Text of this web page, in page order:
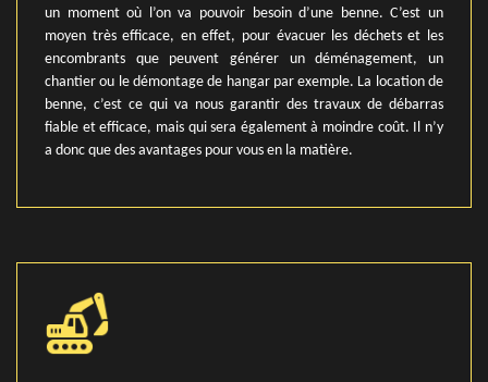
un moment où l’on va pouvoir besoin d’une benne. C’est un
moyen très efficace, en effet, pour évacuer les déchets et les
encombrants que peuvent générer un déménagement, un
chantier ou le démontage de hangar par exemple. La location de
benne, c’est ce qui va nous garantir des travaux de débarras
fiable et efficace, mais qui sera également à moindre coût. Il n’y
a donc que des avantages pour vous en la matière.